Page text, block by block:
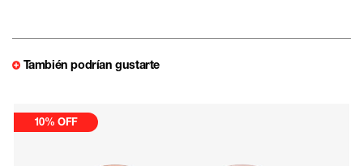
También podrían gustarte
10% OFF